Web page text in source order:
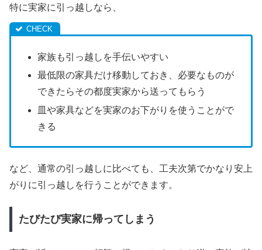
特に実家に引っ越しなら、
家族も引っ越しを手伝いやすい
最低限の家具だけ移動しておき、必要なものが
できたらその都度実家から送ってもらう
皿や家具などを実家のお下がりを使うことがで
きる
など、通常の引っ越しに比べても、工夫次第でかなり安上
がりに引っ越しを行うことができます。
たびたび実家に帰ってしまう